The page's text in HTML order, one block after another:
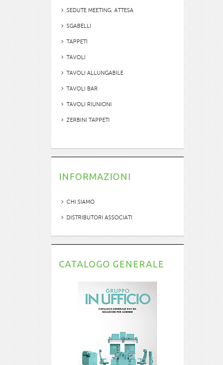
SEDUTE MEETING, ATTESA
SGABELLI
TAPPETI
TAVOLI
TAVOLI ALLUNGABILE
TAVOLI BAR
TAVOLI RIUNIONI
ZERBINI TAPPETI
INFORMAZIONI
CHI SIAMO
DISTRIBUTORI ASSOCIATI
CATALOGO GENERALE